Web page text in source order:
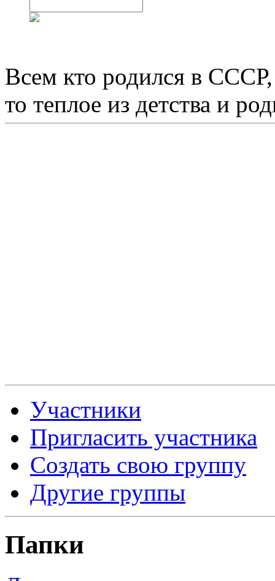
Всем кто родился в
то теплое из детства и
Участники
Пригласить участника
Создать свою группу
Другие группы
Папки